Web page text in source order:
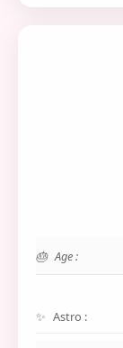
Age :
Astro :